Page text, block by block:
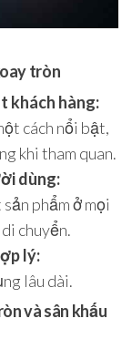
tròn
khách hàng:
cách nổi bật,
khi tham quan.
dùng:
phẩm ở mọi
chuyển.
lý:
lâu dài.
và sân khấu